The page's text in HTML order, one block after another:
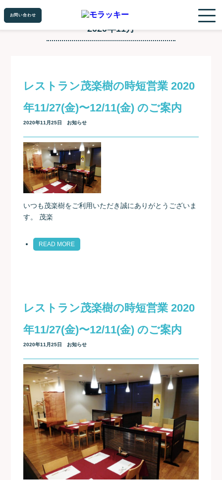
お問い合わせ
お問い合わせ
2020年11月
レストラン茂楽樹の時短営業 2020
年11/27(金)〜12/11(金) のご案内
2020年11月25日 お知らせ
いつも茂楽樹をご利用いただき誠にありがとうございま
す。 茂楽
READ MORE
レストラン茂楽樹の時短営業 2020
年11/27(金)〜12/11(金) のご案内
2020年11月25日 お知らせ